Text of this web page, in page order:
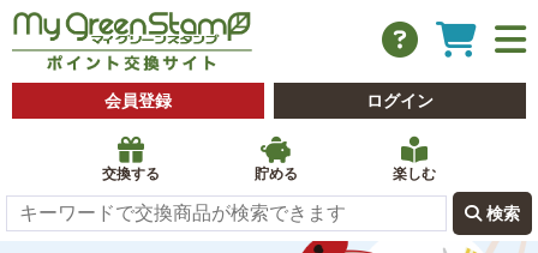
会員登録 ログイン
交換する 貯める 楽しむ
 検索